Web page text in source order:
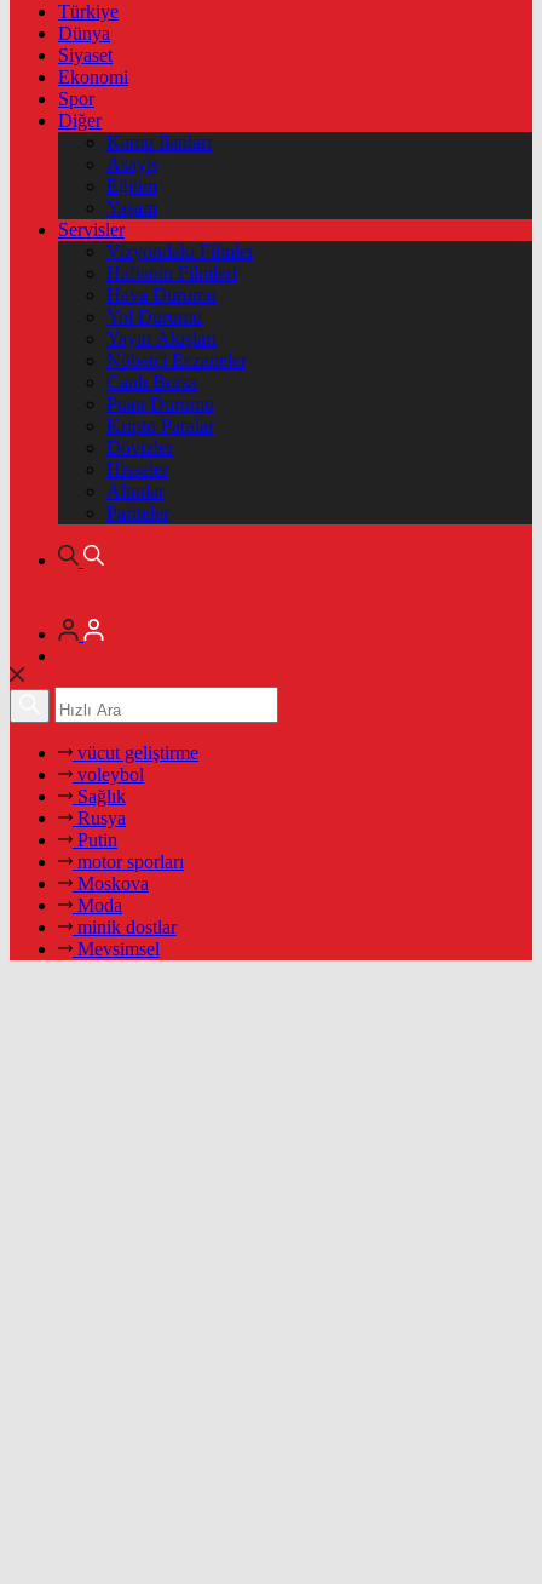
Türkiye
Dünya
Siyaset
Ekonomi
Spor
Diğer
Kamu İlanları
Asayiş
Eğitim
Yaşam
Servisler
Vizyondaki Filmler
Haftanin Filmleri
Hava Durumu
Yol Durumu
Yayın Akışları
Nöbetçi Eczaneler
Canlı Borsa
Puan Durumu
Kripto Paralar
Dövizler
Hisseler
Altınlar
Pariteler
vücut geliştirme
voleybol
Sağlık
Rusya
Putin
motor sporları
Moskova
Moda
minik dostlar
Mevsimsel